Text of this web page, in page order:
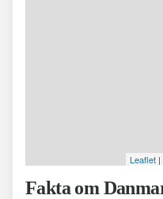
Leaflet |
Fakta om